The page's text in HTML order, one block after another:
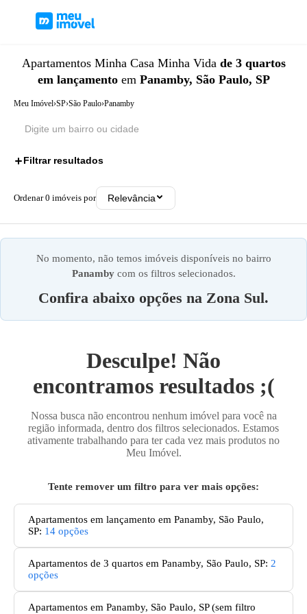
Apartamentos Minha Casa Minha Vida de 3 quartos
em lançamento em Panamby, São Paulo, SP
Meu Imóvel›SP›São Paulo›Panamby
Filtrar resultados
Ordenar0 imóveis por Relevância
No momento, não temos imóveis disponíveis no bairro
Panambycom os filtros selecionados.
Confira abaixo opções na Zona Sul.
Desculpe! Não
encontramos resultados ;(
Nossa busca não encontrou nenhum imóvel para você na
região informada, dentro dos filtros selecionados. Estamos
ativamente trabalhando para ter cada vez mais produtos no
Meu Imóvel.
Tente remover um filtro para ver mais opções:
Apartamentos em lançamento em Panamby, São Paulo,
SP: 14 opções
Apartamentos de 3 quartos em Panamby, São Paulo, SP: 2
opções
Apartamentos em Panamby, São Paulo, SP(sem filtro